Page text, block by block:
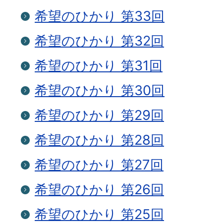
希望のひかり 第33回
希望のひかり 第32回
希望のひかり 第31回
希望のひかり 第30回
希望のひかり 第29回
希望のひかり 第28回
希望のひかり 第27回
希望のひかり 第26回
希望のひかり 第25回